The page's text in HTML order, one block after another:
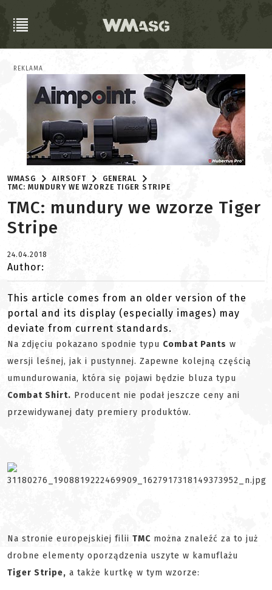
REKLAMA
WMASG AIRSOFT
GENERAL
TMC: MUNDURY WE WZORZE TIGER STRIPE
TMC: mundury we wzorze Tiger
Stripe
24.04.2018
Author:
This article comes from an older version of the
portal and its display (especially images) may
deviate from current standards.
Na zdjęciu pokazano spodnie typu Combat Pants w
wersji leśnej, jak i pustynnej. Zapewne kolejną częścią
umundurowania, która się pojawi będzie bluza typu
Combat Shirt. Producent nie podał jeszcze ceny ani
przewidywanej daty premiery produktów.
Na stronie europejskiej filii TMC można znaleźć za to już
drobne elementy oporządzenia uszyte w kamuflażu
Tiger Stripe, a także kurtkę w tym wzorze: